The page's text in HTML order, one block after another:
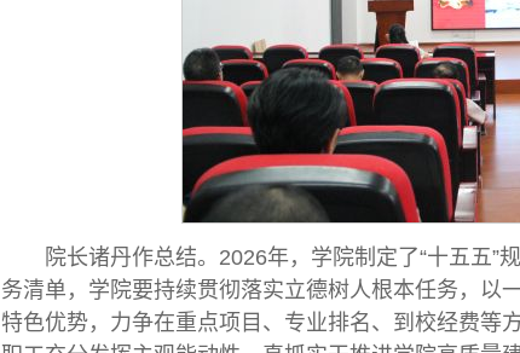
院长诸丹作总结。2026年，学院制定了“十五五”
务清单，学院要持续贯彻落实立德树人根本任务，以
特色优势，力争在重点项目、专业排名、到校经费等